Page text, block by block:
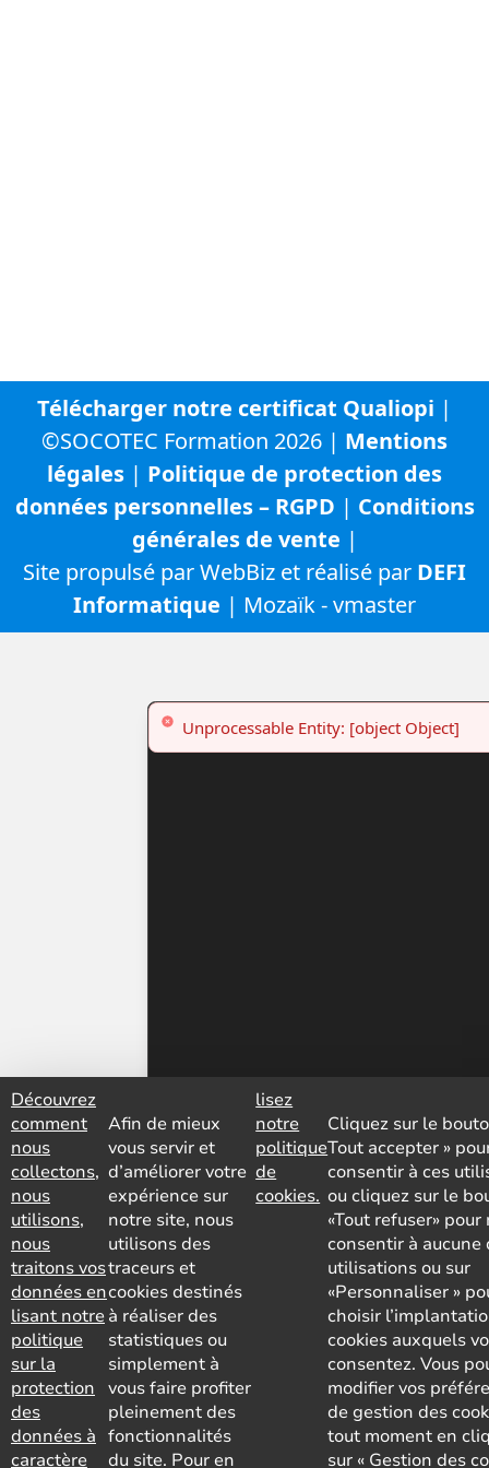
Télécharger notre certificat Qualiopi |
©SOCOTEC Formation 2026 | Mentions
légales | Politique de protection des
données personnelles – RGPD | Conditions
générales de vente |
Site propulsé par WebBiz et réalisé par DEFI
Informatique | Mozaïk - vmaster
Découvrez
comment
nous
collectons,
nous
utilisons,
nous
traitons vos
données en
lisant notre
politique
sur la
protection
des
données à
caractère
Afin de mieux
vous servir et
d’améliorer votre
expérience sur
notre site, nous
utilisons des
traceurs et
cookies destinés
à réaliser des
statistiques ou
simplement à
vous faire profiter
pleinement des
fonctionnalités
du site. Pour en
lisez
notre
politique
de
cookies.
Cliquez sur le
Tout accepter »
consentir à ces
ou cliquez sur le
«Tout refuser» pour
consentir à aucune
utilisations ou sur
«Personnaliser »
choisir
cookies auxquels
consentez. Vous
modifier vos
de gestion des
tout moment en
sur « Gestion des